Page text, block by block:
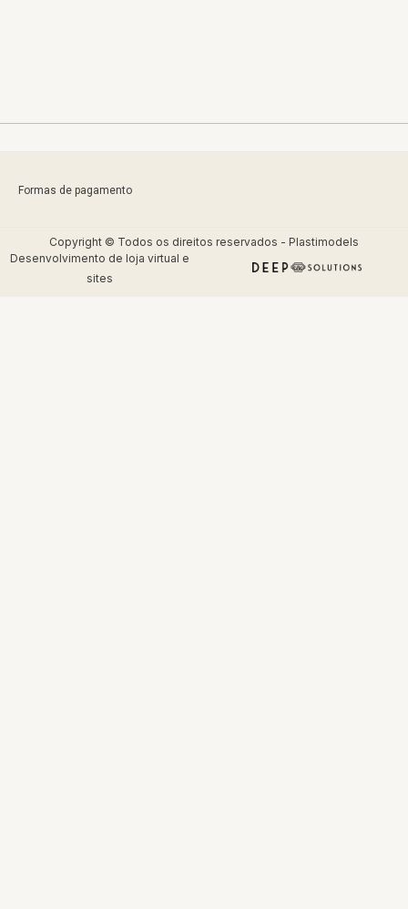
Formas de pagamento
Copyright © Todos os direitos reservados - Plastimodels
Desenvolvimento de loja virtual e
sites